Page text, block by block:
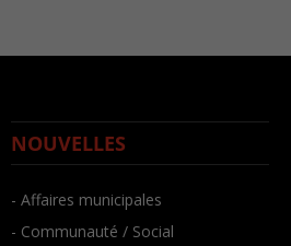
NOUVELLES
- Affaires municipales
- Communauté / Social